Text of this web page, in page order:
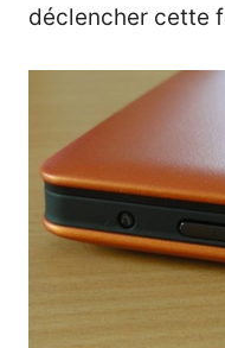
déclencher cette